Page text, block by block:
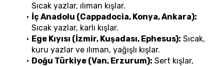
Sıcak yazlar, ılıman kışlar.
İç Anadolu (Cappadocia, Konya, Ankara):
Sıcak yazlar, karlı kışlar.
Ege Kıyısı (İzmir, Kuşadası, Ephesus): Sıcak,
kuru yazlar ve ılıman, yağışlı kışlar.
Doğu Türkiye (Van, Erzurum): Sert kışlar,